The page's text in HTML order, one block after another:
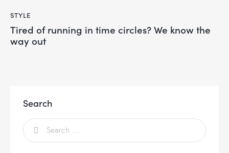
STYLE
Tired of running in time circles? We know the
way out
Search